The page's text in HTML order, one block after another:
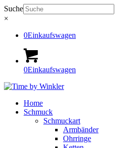
Suche
×
0Einkaufswagen
0Einkaufswagen
Home
Schmuck
Schmuckart
Armbänder
Ohrringe